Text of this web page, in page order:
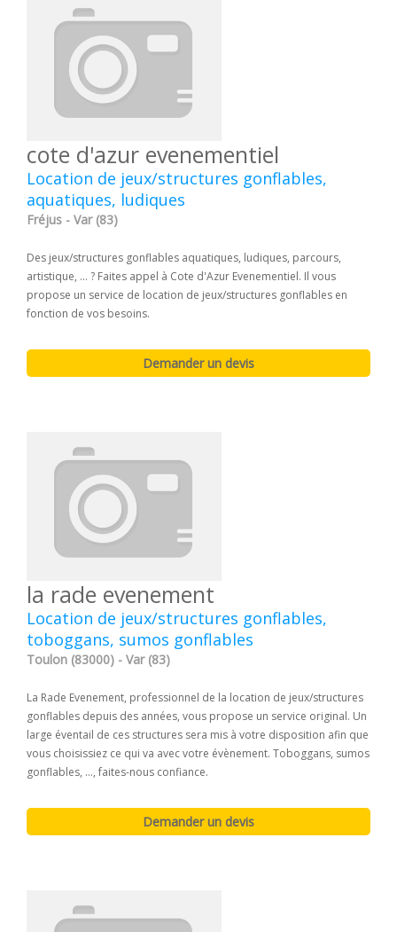
cote d'azur evenementiel
Location de jeux/structures gonflables,
aquatiques, ludiques
Fréjus - Var (83)
Des jeux/structures gonflables aquatiques, ludiques, parcours,
artistique, ... ? Faites appel à Cote d'Azur Evenementiel. Il vous
propose un service de location de jeux/structures gonflables en
fonction de vos besoins.
la rade evenement
Location de jeux/structures gonflables,
toboggans, sumos gonflables
Toulon (83000) - Var (83)
La Rade Evenement, professionnel de la location de jeux/structures
gonflables depuis des années, vous propose un service original. Un
large éventail de ces structures sera mis à votre disposition afin que
vous choisissiez ce qui va avec votre évènement. Toboggans, sumos
gonflables, ..., faites-nous confiance.